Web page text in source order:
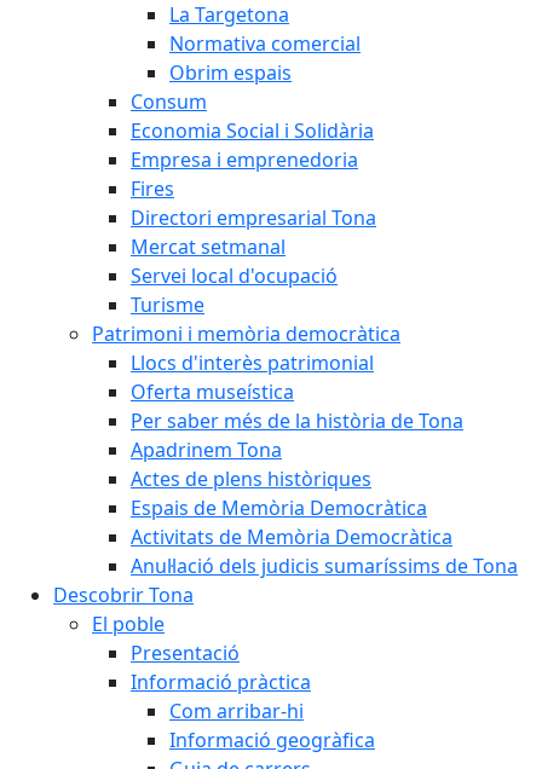
La Targetona
Normativa comercial
Obrim espais
Consum
Economia Social i Solidària
Empresa i emprenedoria
Fires
Directori empresarial Tona
Mercat setmanal
Servei local d'ocupació
Turisme
Patrimoni i memòria democràtica
Llocs d'interès patrimonial
Oferta museística
Per saber més de la història de Tona
Apadrinem Tona
Actes de plens històriques
Espais de Memòria Democràtica
Activitats de Memòria Democràtica
Anul·lació dels judicis sumaríssims de Tona
Descobrir Tona
El poble
Presentació
Informació pràctica
Com arribar-hi
Informació geogràfica